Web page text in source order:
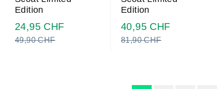
Edition
24,95 CHFPrix
49,90 CHF
Edition
40,95 CHFPrix
81,90 CHF